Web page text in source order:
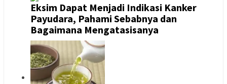
Eksim Dapat Menjadi Indikasi Kanker
Payudara, Pahami Sebabnya dan
Bagaimana Mengatasisanya